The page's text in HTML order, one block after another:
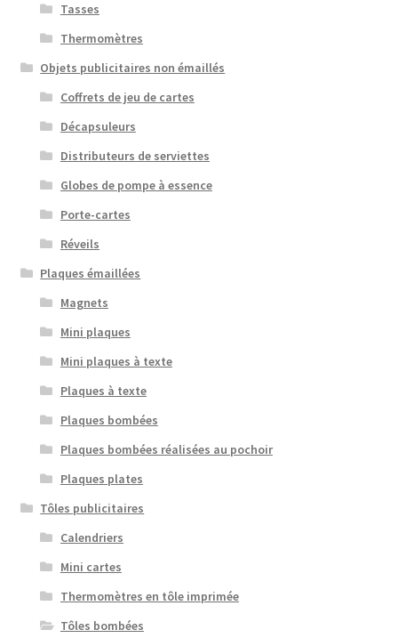
Tasses
Thermomètres
Objets publicitaires non émaillés
Coffrets de jeu de cartes
Décapsuleurs
Distributeurs de serviettes
Globes de pompe à essence
Porte-cartes
Réveils
Plaques émaillées
Magnets
Mini plaques
Mini plaques à texte
Plaques à texte
Plaques bombées
Plaques bombées réalisées au pochoir
Plaques plates
Tôles publicitaires
Calendriers
Mini cartes
Thermomètres en tôle imprimée
Tôles bombées